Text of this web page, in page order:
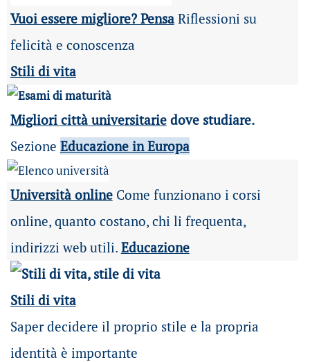
Vuoi essere migliore? PensaRiflessioni su
felicità e conoscenza
Stili di vita
Migliori città universitariedove studiare.
Sezione Educazione in Europa
Università online Come funzionano i corsi
online, quanto costano, chi li frequenta,
indirizzi web utili. Educazione
Stili di vita
Saper decidere il proprio stile e la propria
identità è importante